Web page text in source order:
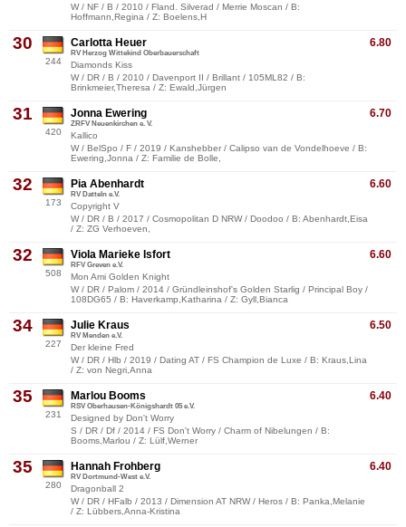
W / NF / B / 2010 / Fland. Silverad / Merrie Moscan / B:
Hoffmann,Regina / Z: Boelens,H
30
244
6.80
Carlotta Heuer
RV Herzog Wittekind Oberbauerschaft
Diamonds Kiss
W / DR / B / 2010 / Davenport II / Brillant / 105ML82 / B:
Brinkmeier,Theresa / Z: Ewald,Jürgen
31
420
6.70
Jonna Ewering
ZRFV Neuenkirchen e. V.
Kallico
W / BelSpo / F / 2019 / Kanshebber / Calipso van de Vondelhoeve / B:
Ewering,Jonna / Z: Familie de Bolle,
32
173
6.60
Pia Abenhardt
RV Datteln e.V.
Copyright V
W / DR / B / 2017 / Cosmopolitan D NRW / Doodoo / B: Abenhardt,Eisa
/ Z: ZG Verhoeven,
32
508
6.60
Viola Marieke Isfort
RFV Greven e.V.
Mon Ami Golden Knight
W / DR / Palom / 2014 / Gründleinshof's Golden Starlig / Principal Boy /
108DG65 / B: Haverkamp,Katharina / Z: Gyll,Bianca
34
227
6.50
Julie Kraus
RV Menden e.V.
Der kleine Fred
W / DR / Hlb / 2019 / Dating AT / FS Champion de Luxe / B: Kraus,Lina
/ Z: von Negri,Anna
35
231
6.40
Marlou Booms
RSV Oberhausen-Königshardt 05 e.V.
Designed by Don't Worry
S / DR / Df / 2014 / FS Don't Worry / Charm of Nibelungen / B:
Booms,Marlou / Z: Lülf,Werner
35
280
6.40
Hannah Frohberg
RV Dortmund-West e.V.
Dragonball 2
W / DR / HFalb / 2013 / Dimension AT NRW / Heros / B: Panka,Melanie
/ Z: Lübbers,Anna-Kristina